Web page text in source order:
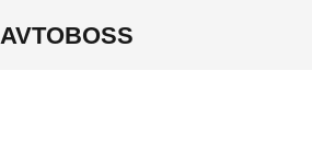
AVTOBOSS